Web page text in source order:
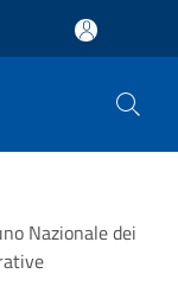
Nazionale dei